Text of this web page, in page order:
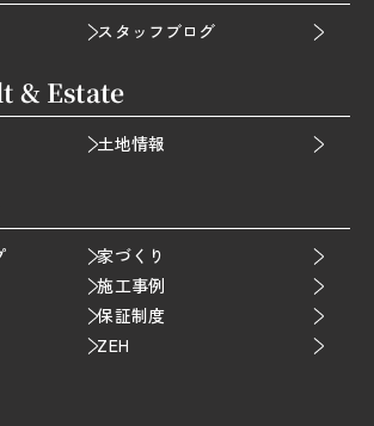
スタッフブログ
& Estate
土地情報
家づくり
施工事例
保証制度
ZEH